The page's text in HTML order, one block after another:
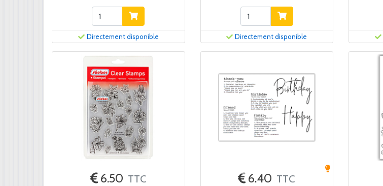
Directement disponible Directement disponible
6.50 TTC 6.40 TTC